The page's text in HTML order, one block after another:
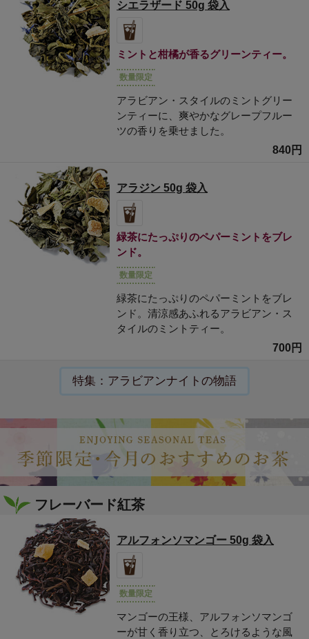
シエラザード 50g 袋入
ミントと柑橘が香るグリーンティー。
数量限定
アラビアン・スタイルのミントグリー
ンティーに、爽やかなグレープフルー
ツの香りを乗せました。
840円
アラジン 50g 袋入
緑茶にたっぷりのペパーミントをブレ
ンド。
数量限定
緑茶にたっぷりのペパーミントをブレ
ンド。清涼感あふれるアラビアン・ス
タイルのミントティー。
700円
特集：アラビアンナイトの物語
フレーバード紅茶
アルフォンソマンゴー 50g 袋入
数量限定
マンゴーの王様、アルフォンソマンゴ
ーが甘く香り立つ、とろけるような風